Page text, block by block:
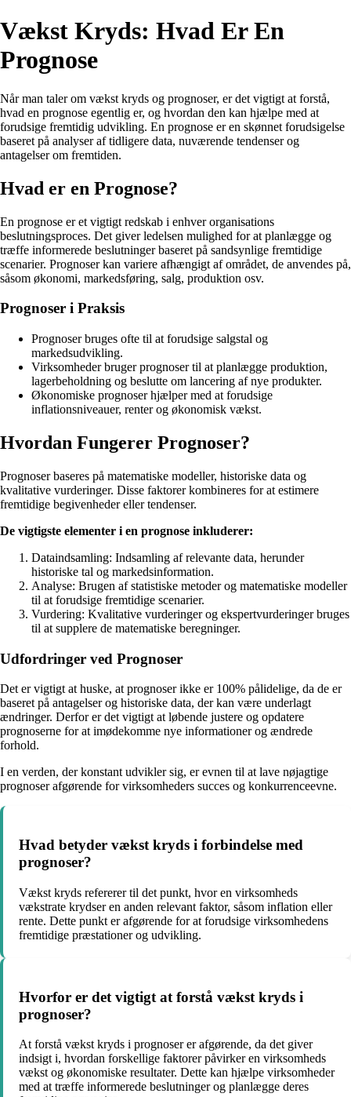
Vækst Kryds: Hvad Er En
Prognose
Når man taler om vækst kryds og prognoser, er det vigtigt at forstå,
hvad en prognose egentlig er, og hvordan den kan hjælpe med at
forudsige fremtidig udvikling. En prognose er en skønnet forudsigelse
baseret på analyser af tidligere data, nuværende tendenser og
antagelser om fremtiden.
Hvad er en Prognose?
En prognose er et vigtigt redskab i enhver organisations
beslutningsproces. Det giver ledelsen mulighed for at planlægge og
træffe informerede beslutninger baseret på sandsynlige fremtidige
scenarier. Prognoser kan variere afhængigt af området, de anvendes på,
såsom økonomi, markedsføring, salg, produktion osv.
Prognoser i Praksis
Prognoser bruges ofte til at forudsige salgstal og
markedsudvikling.
Virksomheder bruger prognoser til at planlægge produktion,
lagerbeholdning og beslutte om lancering af nye produkter.
Økonomiske prognoser hjælper med at forudsige
inflationsniveauer, renter og økonomisk vækst.
Hvordan Fungerer Prognoser?
Prognoser baseres på matematiske modeller, historiske data og
kvalitative vurderinger. Disse faktorer kombineres for at estimere
fremtidige begivenheder eller tendenser.
De vigtigste elementer i en prognose inkluderer:
Dataindsamling: Indsamling af relevante data, herunder
historiske tal og markedsinformation.
Analyse: Brugen af statistiske metoder og matematiske modeller
til at forudsige fremtidige scenarier.
Vurdering: Kvalitative vurderinger og ekspertvurderinger bruges
til at supplere de matematiske beregninger.
Udfordringer ved Prognoser
Det er vigtigt at huske, at prognoser ikke er 100% pålidelige, da de er
baseret på antagelser og historiske data, der kan være underlagt
ændringer. Derfor er det vigtigt at løbende justere og opdatere
prognoserne for at imødekomme nye informationer og ændrede
forhold.
I en verden, der konstant udvikler sig, er evnen til at lave nøjagtige
prognoser afgørende for virksomheders succes og konkurrenceevne.
Hvad betyder vækst kryds i forbindelse med
prognoser?
Vækst kryds refererer til det punkt, hvor en virksomheds
vækstrate krydser en anden relevant faktor, såsom inflation eller
rente. Dette punkt er afgørende for at forudsige virksomhedens
fremtidige præstationer og udvikling.
Hvorfor er det vigtigt at forstå vækst kryds i
prognoser?
At forstå vækst kryds i prognoser er afgørende, da det giver
indsigt i, hvordan forskellige faktorer påvirker en virksomheds
vækst og økonomiske resultater. Dette kan hjælpe virksomheder
med at træffe informerede beslutninger og planlægge deres